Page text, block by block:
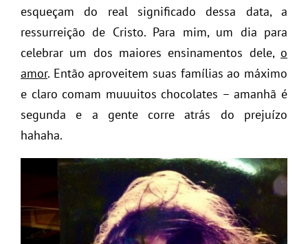
esqueçam do real significado dessa data, a
ressurreição de Cristo. Para mim, um dia para
celebrar um dos maiores ensinamentos dele, o
amor. Então aproveitem suas famílias ao máximo
e claro comam muuuitos chocolates – amanhã é
segunda e a gente corre atrás do prejuízo
hahaha.